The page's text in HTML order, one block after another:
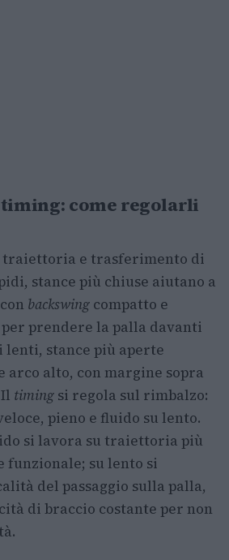
timing: come regolarli
traiettoria e trasferimento di
stance più chiuse aiutano a
backswing compatto e
prendere la palla davanti
lenti, stance più aperte
arco alto, con margine sopra
timing si regola sul rimbalzo:
pieno e fluido su lento.
si lavora su traiettoria più
funzionale; su lento si
del passaggio sulla palla,
di braccio costante per non